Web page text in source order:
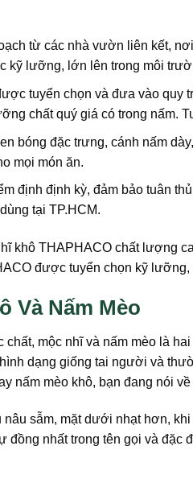
từ các nhà vườn liên kết,
kỹ lưỡng, lớn lên trong môi
tuyển chọn và đưa vào
chất quý giá có trong nấm.
bóng đặc trưng, cánh nấm
mọi món ăn.
định định kỳ, đảm bảo tuân
tại TP.HCM.
được tuyển chọn kỹ
Và Nấm Mèo
chất, mộc nhĩ và nấm mèo là
dạng giống tai người và
nấm mèo khô, bạn đang nói
nâu sẫm, mặt dưới nhạt hơn,
đồng nhất trong tên gọi và